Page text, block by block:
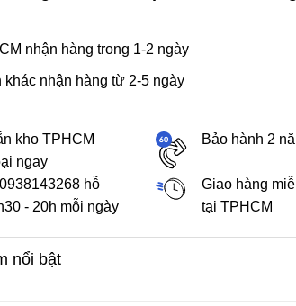
nhận hàng trong 1-2 ngày
khác nhận hàng từ 2-5 ngày
kho TPHCM
ngay
Bảo hành 2
hỗ
- 20h mỗi ngày
Giao hàng
tại TPHCM
nổi bật